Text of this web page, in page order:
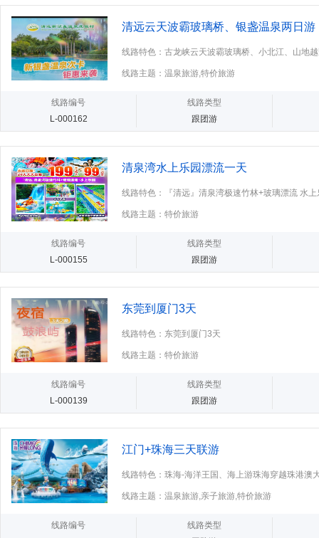
清远云天波霸玻璃桥、银盏温泉两日游
线路特色：古龙峡云天波霸玻璃桥、小北江、山地
线路主题：温泉旅游,特价旅游
线路编号
L-000162
线路类型
跟团游
清泉湾水上乐园漂流一天
线路特色：『清远』清泉湾极速竹林+玻璃漂流 水
线路主题：特价旅游
线路编号
L-000155
线路类型
跟团游
东莞到厦门3天
线路特色：东莞到厦门3天
线路主题：特价旅游
线路编号
L-000139
线路类型
跟团游
江门+珠海三天联游
线路特色：珠海-海洋王国、海上游珠海穿越珠港澳
线路主题：温泉旅游,亲子旅游,特价旅游
线路编号
线路类型